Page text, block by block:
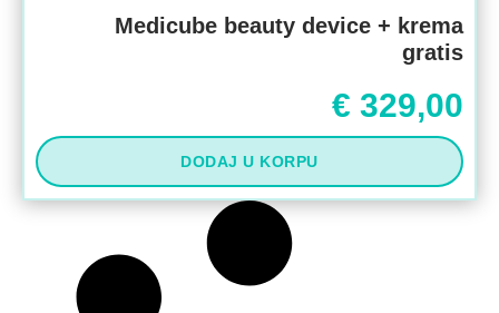
Medicube beauty device + krema
gratis
€ 329,00
DODAJ U KORPU